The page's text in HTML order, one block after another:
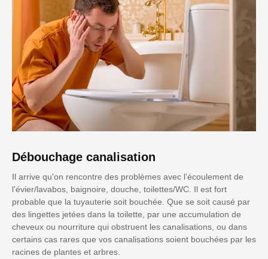
Débouchage canalisation
Il arrive qu'on rencontre des problèmes avec l’écoulement de
l’évier/lavabos, baignoire, douche, toilettes/WC. Il est fort
probable que la tuyauterie soit bouchée. Que se soit causé par
des lingettes jetées dans la toilette, par une accumulation de
cheveux ou nourriture qui obstruent les canalisations, ou dans
certains cas rares que vos canalisations soient bouchées par les
racines de plantes et arbres.